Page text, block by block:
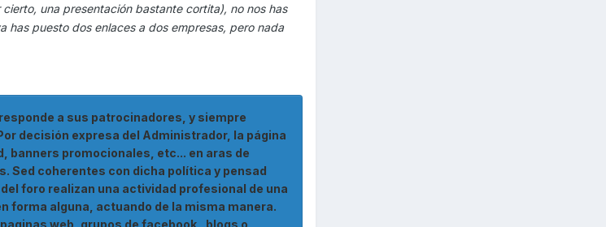
una presentación bastante cortita), no nos has
has puesto dos enlaces a dos empresas, pero nada
a sus patrocinadores, y siempre
decisión expresa del Administrador, la página
banners promocionales, etc... en aras de
Sed coherentes con dicha política y pensad
foro realizan una actividad profesional de una
forma alguna, actuando de la misma manera.
web, grupos de facebook , blogs o